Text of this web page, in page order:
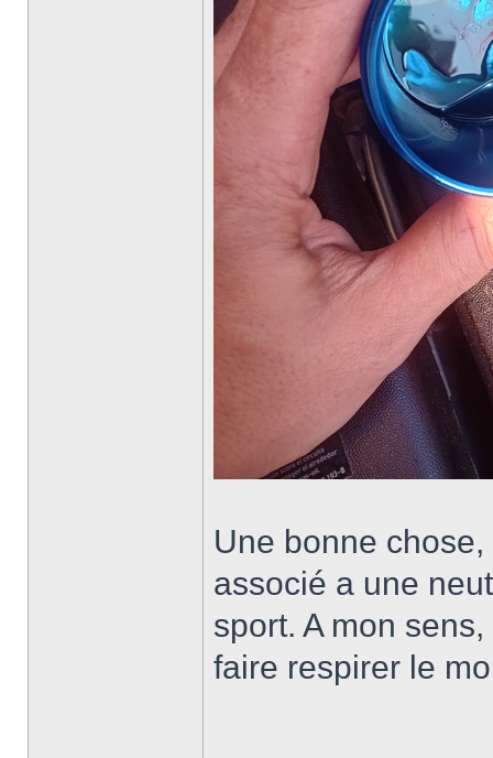
Une bonne
associé a une
sport. A mon
faire respirer le